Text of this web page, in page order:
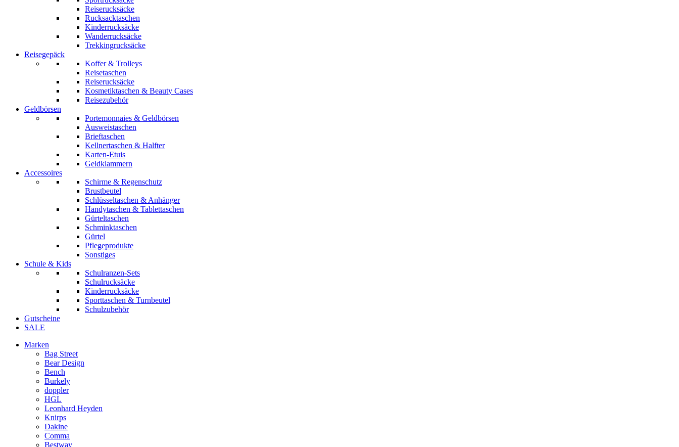
Reiserucksäcke
Rucksacktaschen
Kinderrucksäcke
Wanderrucksäcke
Trekkingrucksäcke
Reisegepäck
Koffer & Trolleys
Reisetaschen
Reiserucksäcke
Kosmetiktaschen & Beauty Cases
Reisezubehör
Geldbörsen
Portemonnaies & Geldbörsen
Ausweistaschen
Brieftaschen
Kellnertaschen & Halfter
Karten-Etuis
Geldklammern
Accessoires
Schirme & Regenschutz
Brustbeutel
Schlüsseltaschen & Anhänger
Handytaschen & Tablettaschen
Gürteltaschen
Schminktaschen
Gürtel
Pflegeprodukte
Sonstiges
Schule & Kids
Schulranzen-Sets
Schulrucksäcke
Kinderrucksäcke
Sporttaschen & Turnbeutel
Schulzubehör
Gutscheine
SALE
Marken
Bag Street
Bear Design
Bench
Burkely
doppler
HGL
Leonhard Heyden
Knirps
Dakine
Comma
Bestway